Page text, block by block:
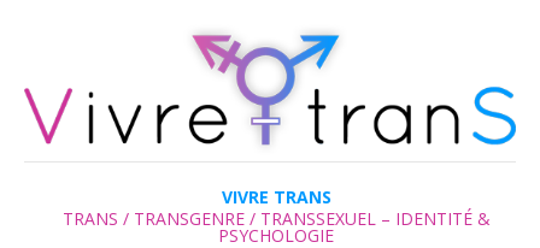
VIVRE TRANS
TRANS / TRANSGENRE / TRANSSEXUEL – IDENTITÉ &
PSYCHOLOGIE